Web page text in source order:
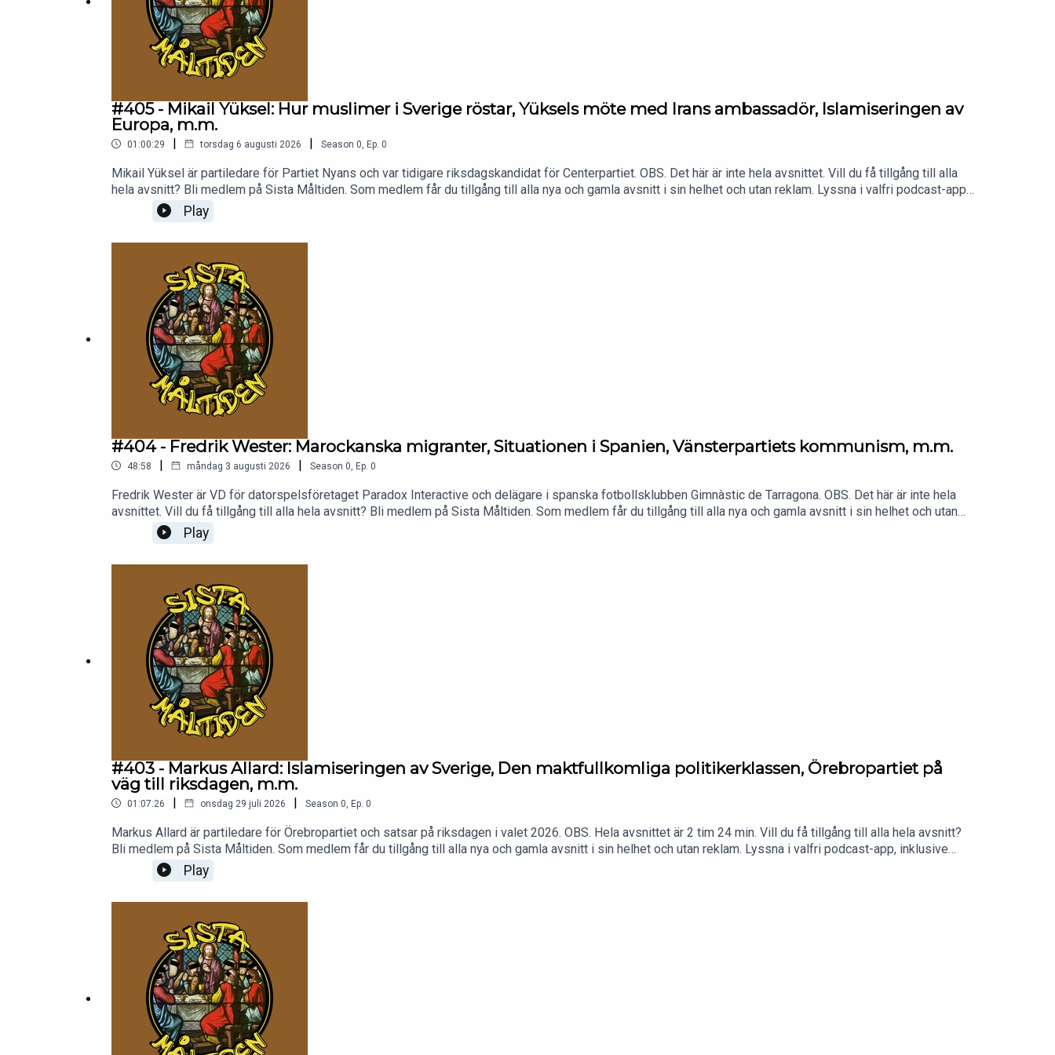
#405 - Mikail Yüksel: Hur muslimer i Sverige röstar, Yüksels möte med Irans ambassadör, Islamiseringen av
Europa, m.m.
01:00:29 | torsdag 6 augusti 2026 | Season 0 Ep. 0
Mikail Yüksel är partiledare för Partiet Nyans och var tidigare riksdagskandidat för Centerpartiet. OBS. Det här är inte hela avsnittet. Vill du få tillgång till alla
hela avsnitt? Bli medlem på Sista Måltiden. Som medlem får du tillgång till alla nya och gamla avsnitt i sin helhet och utan reklam. Lyssna i valfri podcast-app,
inklusive Spotify. Enkelt att komma igång. Ingen bindningstid. Tryck här för att bli medlem eller gå in på https://sistamaltiden.se.
Play
#404 - Fredrik Wester: Marockanska migranter, Situationen i Spanien, Vänsterpartiets kommunism, m.m.
48:58 | måndag 3 augusti 2026 | Season 0 Ep. 0
Fredrik Wester är VD för datorspelsföretaget Paradox Interactive och delägare i spanska fotbollsklubben Gimnàstic de Tarragona. OBS. Det här är inte hela
avsnittet. Vill du få tillgång till alla hela avsnitt? Bli medlem på Sista Måltiden. Som medlem får du tillgång till alla nya och gamla avsnitt i sin helhet och utan
reklam. Lyssna i valfri podcast-app, inklusive Spotify. Enkelt att komma igång. Ingen bindningstid. Tryck här för att bli medlem eller gå in på
https://sistamaltiden.se.
Play
#403 - Markus Allard: Islamiseringen av Sverige, Den maktfullkomliga politikerklassen, Örebropartiet på
väg till riksdagen, m.m.
01:07:26 | onsdag 29 juli 2026 | Season 0 Ep. 0
Markus Allard är partiledare för Örebropartiet och satsar på riksdagen i valet 2026. OBS. Hela avsnittet är 2 tim 24 min. Vill du få tillgång till alla hela avsnitt?
Bli medlem på Sista Måltiden. Som medlem får du tillgång till alla nya och gamla avsnitt i sin helhet och utan reklam. Lyssna i valfri podcast-app, inklusive
Spotify. Enkelt att komma igång. Ingen bindningstid. Tryck här för att bli medlem eller gå in på https://sistamaltiden.se.
Play